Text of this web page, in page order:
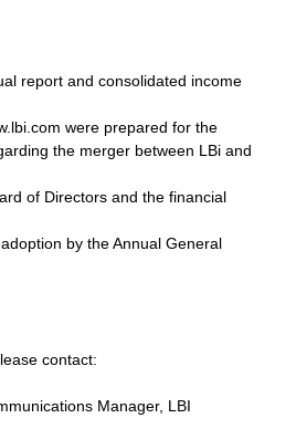
report and consolidated income
were prepared for the
the merger between LBi and
of Directors and the financial
by the Annual General
contact:
Manager, LBI